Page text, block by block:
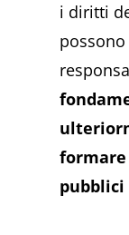
i diritti
pubblici